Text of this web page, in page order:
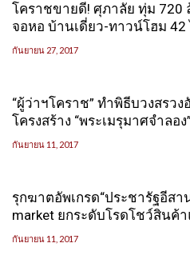
โคราชขายดี! ศุภาลัย ทุ่ม 720
จอหอ บ้านเดี่ยว-ทาวน์โฮม 42
กันยายน 27, 2017
“ผู้ว่าฯโคราช” ทำพิธีบวงสรว
โครงสร้าง “พระเมรุมาศจำลอง
กันยายน 11, 2017
รุกฆาตอัพเกรด“ประชารัฐอีส
market ยกระดับโรดโชว์สินค้
กันยายน 11, 2017